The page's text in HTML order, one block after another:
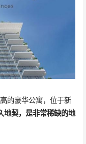
的豪华公寓，位于新
地契，是非常稀缺的地